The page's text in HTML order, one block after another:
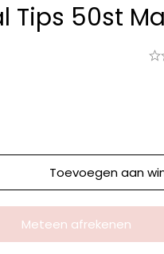
Tips 50st
Toevoegen aan
Meteen afrekenen